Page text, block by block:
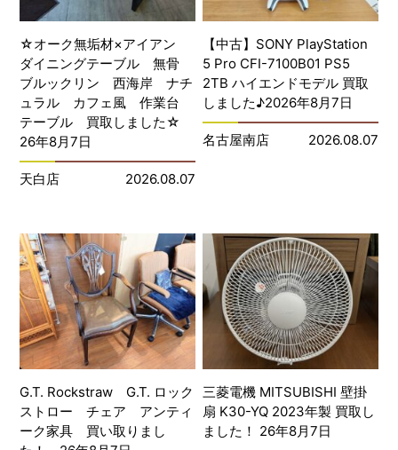
☆オーク無垢材×アイアン
ダイニングテーブル 無骨
ブルックリン 西海岸 ナチ
ュラル カフェ風 作業台
テーブル 買取しました☆
26年8月7日
天白店 2026.08.07
【中古】SONY PlayStation
5 Pro CFI-7100B01 PS5
2TB ハイエンドモデル 買取
しました♪2026年8月7日
名古屋南店 2026.08.07
G.T. Rockstraw G.T. ロック
ストロー チェア アンティ
ーク家具 買い取りまし
三菱電機 MITSUBISHI 壁掛
扇 K30-YQ 2023年製 買取し
ました！ 26年8月7日